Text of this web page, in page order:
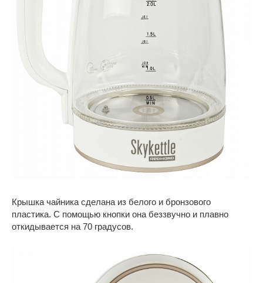
Крышка чайника сделана из белого и бронзового
пластика. С помощью кнопки она беззвучно и плавно
откидывается на 70 градусов.